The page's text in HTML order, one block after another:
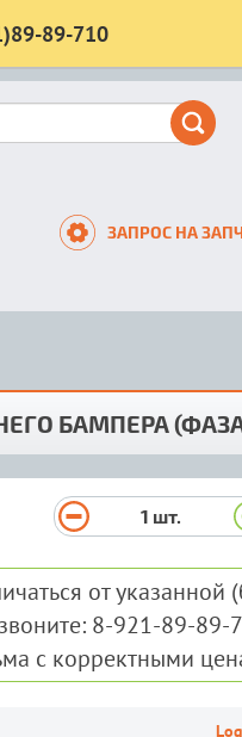
89-710
ЗАПРОС НА
БАМПЕРА
1 шт.
от
8-921-89-89-
с корректными